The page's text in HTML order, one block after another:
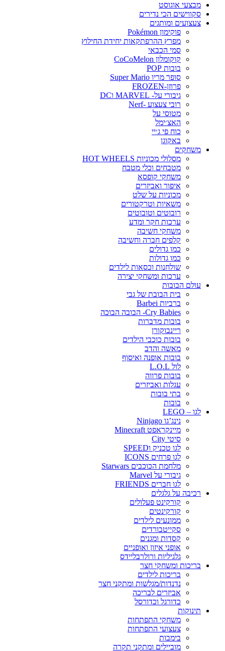
מבצעי אוגוסט
סקווישים הכי נדירים
צעצועים ומותגים
פוקימון Pokémon
מפרץ ההרפתקאות יחידת החילוץ
סמי הכבאי
קוקומלון CoCoMelon
בובות POP
סופר מריו Super Mario
פרוזן-FROZEN
גיבורי על- MARVEL וDC
רובי צעצוע -Nerf
מטוסי על
האצ׳ימל
כוח פי ג׳יי
באקוגן
משחקים
מסלולי מכוניות HOT WHEELS
מטבחים וכלי מטבח
משחקי קופסא
איפור ואביזרים
מכוניות על שלט
משאיות וטרקטורים
רובוטים וטובוטים
ערכות חקר ומדע
משחקי חשיבה
קלפים חברה וחשיבה
כמו גדולים
כמו גדולות
שולחנות וכסאות לילדים
ערכות ומשחקי יצירה
עולם הבובות
בית הבובת של גבי
ברביות Barbei
Cry Babies- הבובה הבוכה
בובות מדברות
ריינבוקורן
בובות כוכבי הילדים
מאשה והדב
בובות אופנה ואיסוף
לול L.O.L
בובות פרווה
עגלות ואביזרים
בתי בובות
בובות
לגו – LEGO
נינג’גו Ninjago
מיינקראפט Minecraft
סיטי City
לגו טכניק וSPEED
לגו פרחים ICONS
מלחמת הכוכבים Starwars
גיבורי על Marvel
לגו חברים FRIENDS
רכיבה על גלגלים
קורקינט פעלולים
קורקינטים
ממונעים לילדים
סקייטבורדים
קסדות ומגנים
אופני איזון ואופניים
גלגיליות ורולרבליידס
בריכות ומשחקי חצר
בריכות לילדים
נדנדות/מגלשות ומתקני חצר
אביזרים לבריכה
כדורגל וכדורסל
תינוקות
משחקי התפתחות
צעצועי התפתחות
בימבות
מוביילים ומתקני תקרה